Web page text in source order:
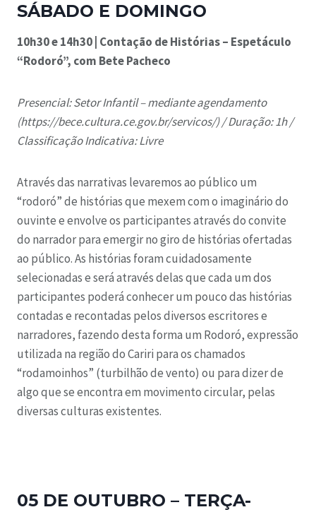
SÁBADO E DOMINGO
10h30 e 14h30 | Contação de Histórias – Espetáculo
“Rodoró”, com Bete Pacheco
Presencial: Setor Infantil – mediante agendamento
(https://bece.cultura.ce.gov.br/servicos/) /Duração: 1h /
Classificação Indicativa: Livre
Através das narrativas levaremos ao público um
“rodoró” de histórias que mexem com o imaginário do
ouvinte e envolve os participantes através do convite
do narrador para emergir no giro de histórias ofertadas
ao público. As histórias foram cuidadosamente
selecionadas e será através delas que cada um dos
participantes poderá conhecer um pouco das histórias
contadas e recontadas pelos diversos escritores e
narradores, fazendo desta forma um Rodoró, expressão
utilizada na região do Cariri para os chamados
“rodamoinhos” (turbilhão de vento) ou para dizer de
algo que se encontra em movimento circular, pelas
diversas culturas existentes.
05 DE OUTUBRO – TERÇA-